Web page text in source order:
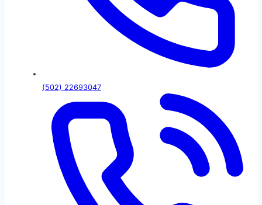
(502) 22693047